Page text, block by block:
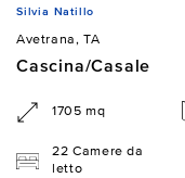
Silvia Natillo
Avetrana, TA
Cascina/Casale
1705 mq
22 Camere da
letto